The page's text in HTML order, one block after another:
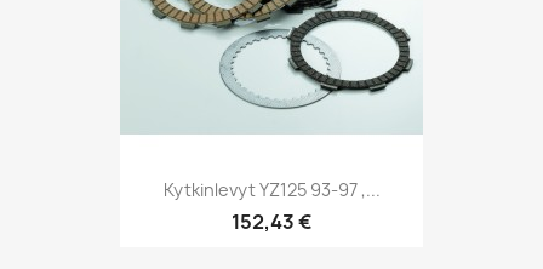
Kytkinlevyt YZ125 93-97 ,...
152,43 €